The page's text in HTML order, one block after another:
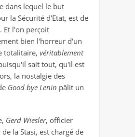
dans lequel le but
la Sécurité d'Etat, est de
Et l'on perçoit
bien l'horreur d'un
totalitaire, véritablement
sait tout, qu'il est
la nostalgie des
Good bye Lenin pâlit un
Gerd Wiesler, officier
la Stasi, est chargé de